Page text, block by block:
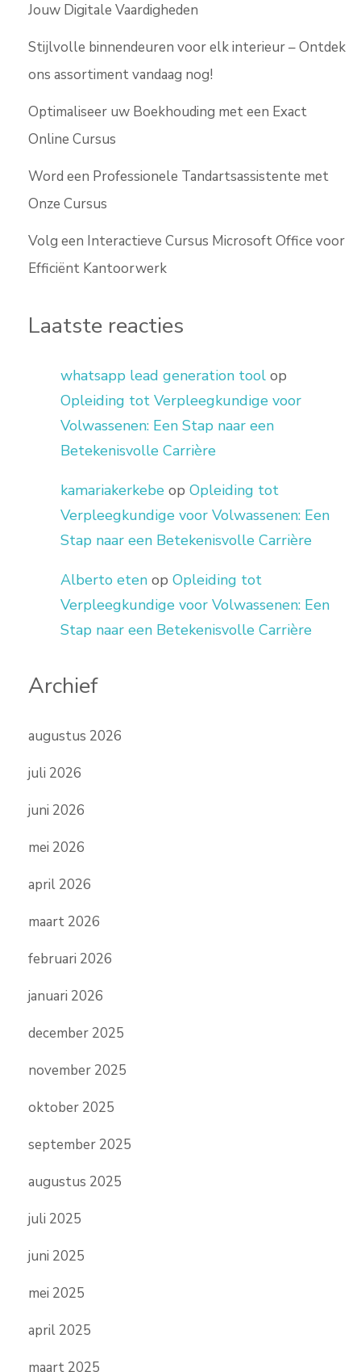
Jouw Digitale Vaardigheden
Stijlvolle binnendeuren voor elk interieur – Ontdek
ons assortiment vandaag nog!
Optimaliseer uw Boekhouding met een Exact
Online Cursus
Word een Professionele Tandartsassistente met
Onze Cursus
Volg een Interactieve Cursus Microsoft Office voor
Efficiënt Kantoorwerk
Laatste reacties
whatsapp lead generation tool op
Opleiding tot Verpleegkundige voor
Volwassenen: Een Stap naar een
Betekenisvolle Carrière
kamariakerkebe op Opleiding tot
Verpleegkundige voor Volwassenen: Een
Stap naar een Betekenisvolle Carrière
Alberto eten op Opleiding tot
Verpleegkundige voor Volwassenen: Een
Stap naar een Betekenisvolle Carrière
Archief
augustus 2026
juli 2026
juni 2026
mei 2026
april 2026
maart 2026
februari 2026
januari 2026
december 2025
november 2025
oktober 2025
september 2025
augustus 2025
juli 2025
juni 2025
mei 2025
april 2025
maart 2025